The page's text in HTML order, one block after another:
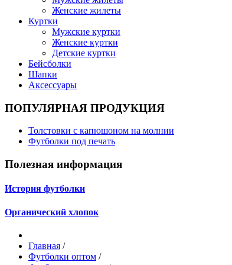
Женские жилеты
Куртки
Мужские куртки
Женские куртки
Детские куртки
Бейсболки
Шапки
Аксессуары
ПОПУЛЯРНАЯ ПРОДУКЦИЯ
Толстовки с капюшоном на молнии
Футболки под печать
Полезная информация
История футболки
Органический хлопок
Главная /
Футболки оптом /